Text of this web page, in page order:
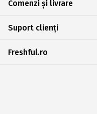
Comenzi și livrare
Suport clienți
Freshful.ro